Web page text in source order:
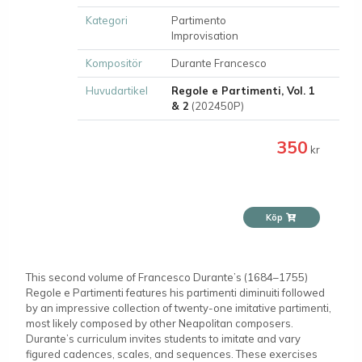
Kategori
Partimento
Improvisation
Kompositör Durante Francesco
Huvudartikel
Regole e Partimenti, Vol. 1
& 2 (202450P)
350 kr
Köp
This second volume of Francesco Durante’s (1684–1755)
Regole e Partimenti features his partimenti diminuiti followed
by an impressive collection of twenty-one imitative partimenti,
most likely composed by other Neapolitan composers.
Durante’s curriculum invites students to imitate and vary
figured cadences, scales, and sequences. These exercises